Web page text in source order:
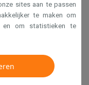
4 "T Sas",
sites aan te passen
te maken om
en om statistieken te